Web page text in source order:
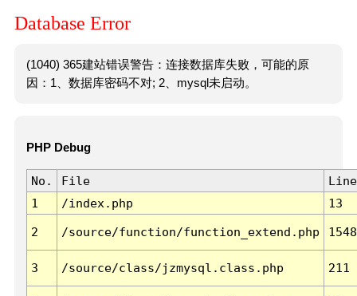
Database Error
(1040) 365建站错误警告：连接数据库失败，可能的原
因：1、数据库密码不对; 2、mysql未启动。
PHP Debug
No. File
Line
1
/index.php 13
2 /source/function/function_extend.php 1548
3 /source/class/jzmysql.class.php 211